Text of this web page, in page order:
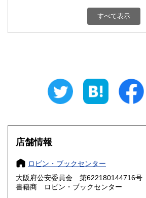
990円 富山県
880円 三重県
大阪府
奈良県 880円
鳥取県 880円 島根県
すべて表示
店舗情報
ロビン・ブックセンター
大阪府公安委員会 第622180144716号
書籍商 ロビン・ブックセンター